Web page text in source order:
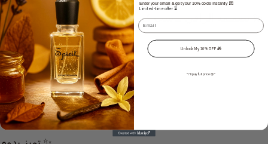
💫 تصميمه الراقي يناسب كل لحظة — من صباحك العملي إلى
سهراتك الخاصة.
🌸 أنوثة
🤍 أناقة
Enter your email & get your 10% code instantly 💌
Limited-time offer ⏳
Email
Unlock My 10% OFF 🎁
“I’ll pay full price 😢”